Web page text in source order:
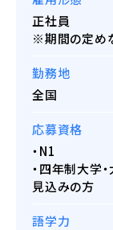
正社員
※期間の定め
勤務地
全国
応募資格
・N1
・四年制大学
見込みの方
語学力